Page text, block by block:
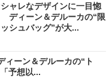
シャレなデザインに一目惚
ディーン＆デルーカの“限
シュバッグ”が大...
ィーン＆デルーカの“ト
予想以...